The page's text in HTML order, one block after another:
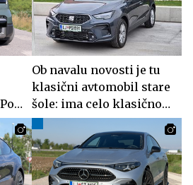
Ob navalu novosti je tu
klasični avtomobil stare
šole: ima celo klasično
ročno zavoro